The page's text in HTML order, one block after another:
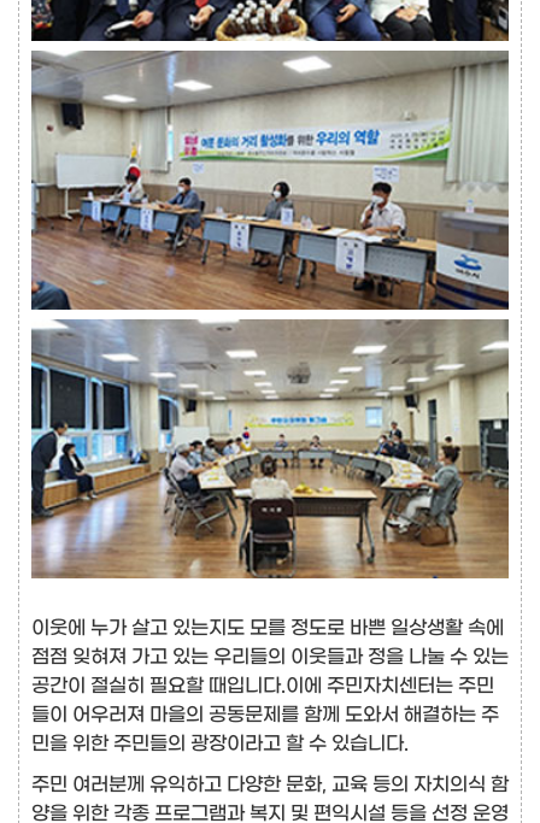
이웃에 누가 살고 있는지도 모를 정도로 바쁜 일상생활 속에
점점 잊혀져 가고 있는 우리들의 이웃들과 정을 나눌 수 있는
공간이 절실히 필요할 때입니다.이에 주민자치센터는 주민
들이 어우러져 마을의 공동문제를 함께 도와서 해결하는 주
민을 위한 주민들의 광장이라고 할 수 있습니다.
주민 여러분께 유익하고 다양한 문화, 교육 등의 자치의식 함
양을 위한 각종 프로그램과 복지 및 편익시설 등을 선정 운영